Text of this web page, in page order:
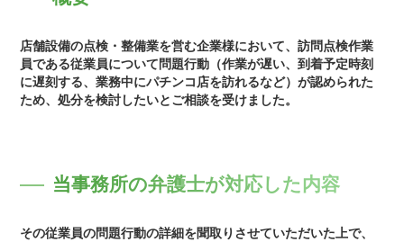
店舗設備の点検・整備業を営む企業様において、訪問点検作業
員である従業員について問題行動（作業が遅い、到着予定時刻
に遅刻する、業務中にパチンコ店を訪れるなど）が認められた
ため、処分を検討したいとご相談を受けました。
当事務所の弁護士が対応した内容
その従業員の問題行動の詳細を聞取りさせていただいた上で、